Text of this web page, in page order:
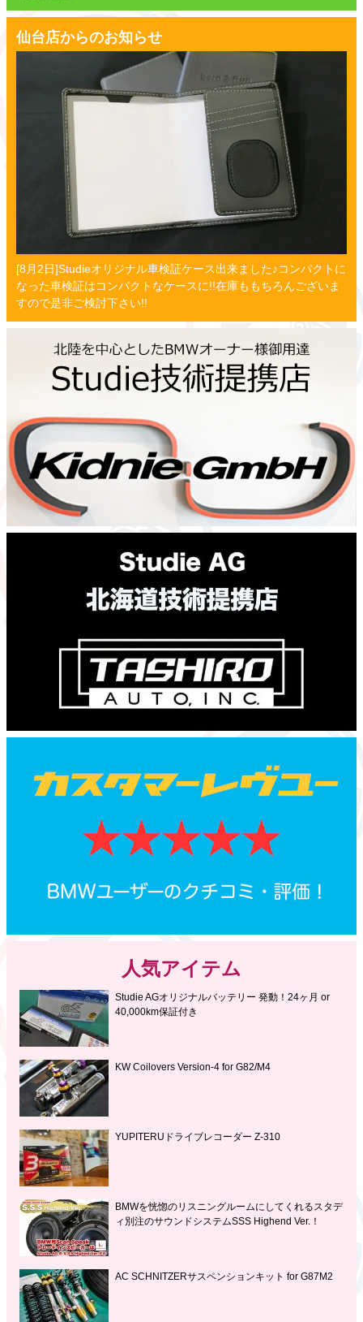
仙台店からのお知らせ
[8月2日]Studieオリジナル車検証ケース出来ました♪コンパクトに
なった車検証はコンパクトなケースに!!在庫ももちろんございま
すので是非ご検討下さい!!
人気アイテム
Studie AGオリジナルバッテリー 発動！24ヶ月 or
40,000km保証付き
KW Coilovers Version-4 for G82/M4
YUPITERUドライブレコーダー Z-310
BMWを恍惚のリスニングルームにしてくれるスタデ
ィ別注のサウンドシステムSSS Highend Ver.！
AC SCHNITZERサスペンションキット for G87M2